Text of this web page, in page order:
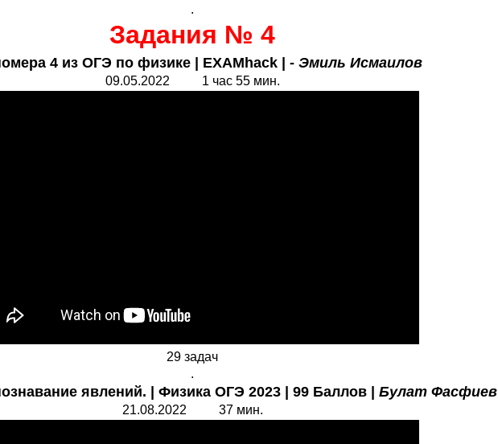
.
Задания № 4
4 из ОГЭ по физике | EXAMhack | - Эмиль Исмаилов
09.05.2022 1 час 55 мин.
29 задач
.
явлений. | Физика ОГЭ 2023 | 99 Баллов | Булат Фасфиев
21.08.2022 37 мин.